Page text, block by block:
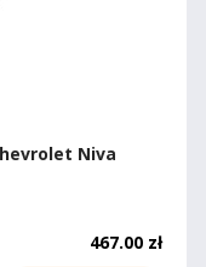
Niva
467.00 zł